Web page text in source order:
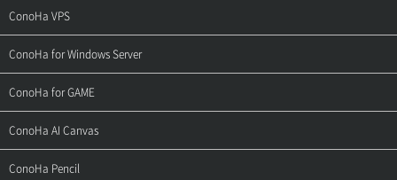
ご契約・お支払い
用語集
お問い合わせ
サポートトップ
ご利用ガイド
お乗り換えガイド
よくある質問
ConoHa VPS
サポートトップ
ご利用ガイド
APIドキュメントVPS2.0
ConoHa for Windows Server
サポートトップ
ご利用ガイド
ConoHa for GAME
サポートトップ
ご利用ガイド
ConoHa AI Canvas
サポートトップ
ConoHa Pencil